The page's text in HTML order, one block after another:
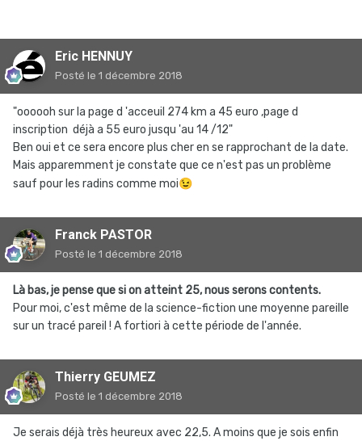
Eric HENNUY
Posté le 1 décembre 2018
"oooooh sur la page d 'acceuil 274 km a 45 euro ,page d
inscription déjà a 55 euro jusqu 'au 14 /12"
Ben oui et ce sera encore plus cher en se rapprochant de la date.
Mais apparemment je constate que ce n'est pas un problème
sauf pour les radins comme moi😉
Franck PASTOR
Posté le 1 décembre 2018
Là bas, je pense que si on atteint 25, nous serons contents.
Pour moi, c'est même de la science-fiction une moyenne pareille
sur un tracé pareil ! A fortiori à cette période de l'année.
Thierry GEUMEZ
Posté le 1 décembre 2018
Je serais déjà très heureux avec 22,5. A moins que je sois enfin